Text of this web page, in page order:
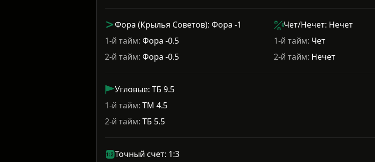
Фора (Крылья Советов): Фора -1
1-й тайм: Фора -0.5
2-й тайм: Фора -0.5
Чет/Нечет: Нечет
1-й тайм: Чет
2-й тайм: Нечет
Угловые: ТБ 9.5
1-й тайм: ТМ 4.5
2-й тайм: ТБ 5.5
Точный счет: 1:3